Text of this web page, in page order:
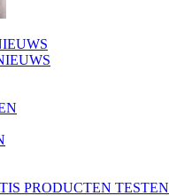
PRODUCTEN TESTEN